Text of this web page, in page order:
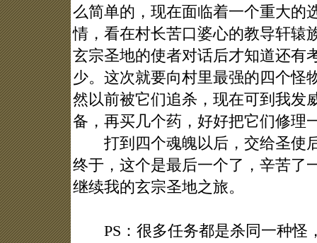
么简单的，现在面临着一个重大的
情，看在村长苦口婆心的教导轩辕
玄宗圣地的使者对话后才知道还有
少。这次就要向村里最强的四个怪
然以前被它们追杀，现在可到我发
备，再买几个药，好好把它们修理
打到四个魂魄以后，交给圣使
终于，这个是最后一个了，辛苦了
继续我的玄宗圣地之旅。
PS：很多任务都是杀同一种怪